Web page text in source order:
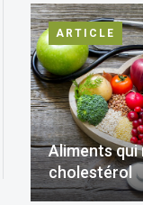
ARTICLE
Aliments qui
cholestérol